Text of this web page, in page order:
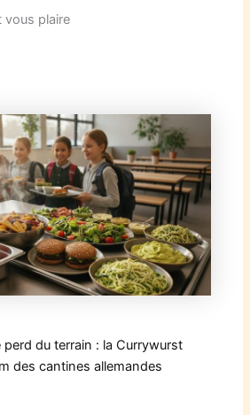
vous plaire
perd du terrain : la Currywurst
des cantines allemandes